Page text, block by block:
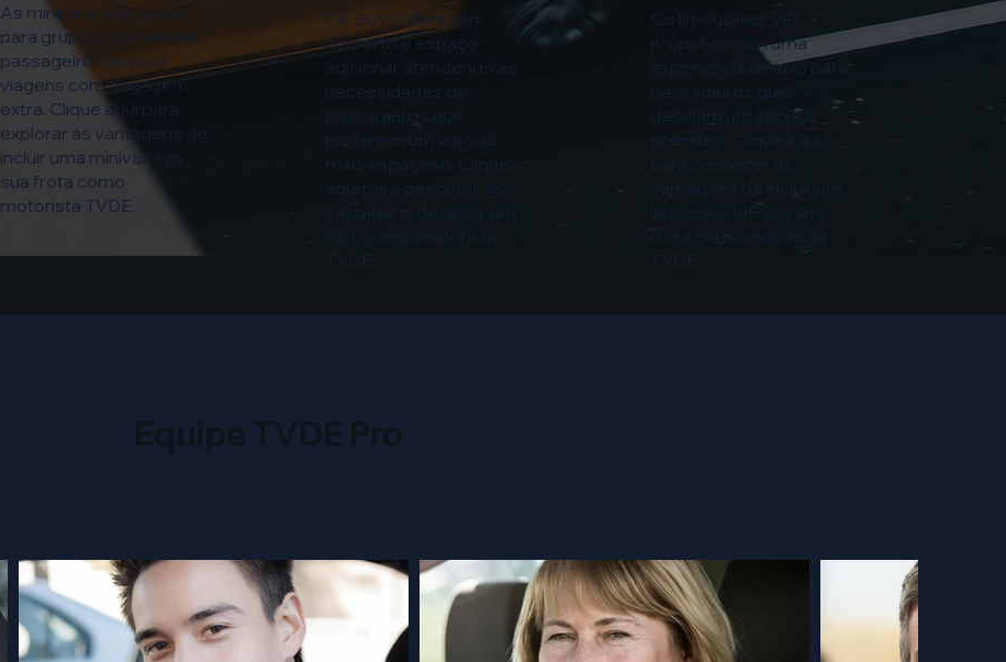
As minivans são ideais
para grupos maiores de
passageiros ou para
viagens com bagagem
extra. Clique aqui para
explorar as vantagens de
incluir uma minivan em
sua frota como
motorista TVDE.
Os SUVs oferecem
conforto e espaço
adicional, atendendo às
necessidades de
passageiros que
preferem um veículo
mais espaçoso. Clique
aqui para descobrir as
vantagens de dirigir um
SUV como motorista
Os limousines VIP
proporcionam uma
experiência de luxo para
passageiros que
desejam um serviço
premium. Clique aqui
para conhecer as
vantagens de incluir um
limousine VIP em sua
frota como motorista
Equipe TVDE Pro